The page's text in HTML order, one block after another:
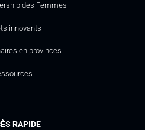
des Femmes
innovants
en provinces
RAPIDE